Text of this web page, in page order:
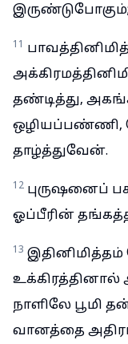
இருண்டுபோகும்;
11
தண்டித்து,
ஒழியப்பண்ணி,
தாழ்த்துவேன்.
12 புருஷனைப்
ஓப்பீரின்
13
நாளிலே பூமி
வானத்தை